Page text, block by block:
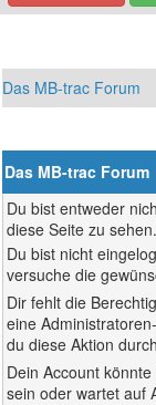
Das MB-trac Forum
Das MB-trac Forum
Du bist entweder
diese Seite zu
Du bist nicht
versuche die
Dir fehlt die
eine
du diese Aktion
Dein Account
sein oder wartet auf